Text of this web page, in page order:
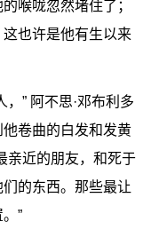
喉咙忽然堵住了；
也许是他有生以来
” 阿不思·邓布利多
卷曲的白发和发黄
亲近的朋友，和死于
的东西。那些最让
”